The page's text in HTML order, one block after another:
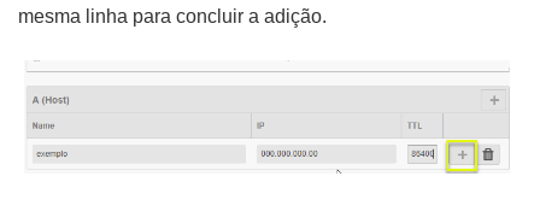
mesma linha para concluir a adição.